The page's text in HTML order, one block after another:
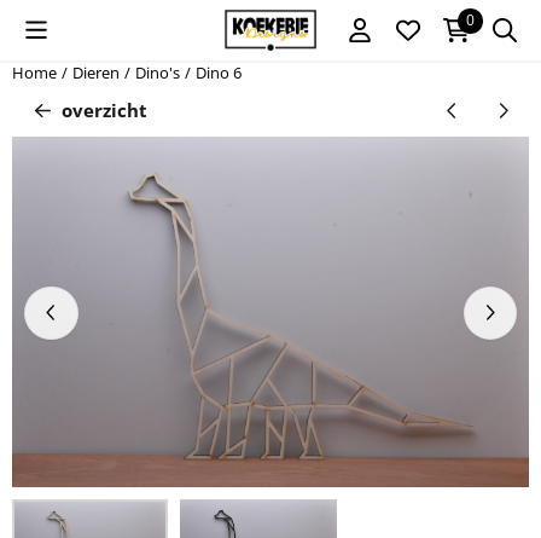
Cookievoorkeuren zijn momenteel gesloten. 0
Home / Dieren / Dino's / Dino 6
overzicht